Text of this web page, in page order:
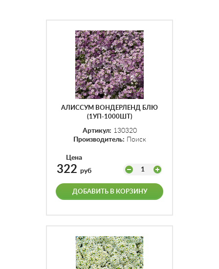
АЛИССУМ ВОНДЕРЛЕНД БЛЮ
(1УП-1000ШТ)
Артикул: 130320
Производитель: Поиск
Цена
322 руб 1
ДОБАВИТЬ В КОРЗИНУ